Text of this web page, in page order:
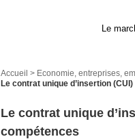
Le
Accueil > Economie, entreprises,
Le contrat unique d’insertion
Le contrat unique
compétences